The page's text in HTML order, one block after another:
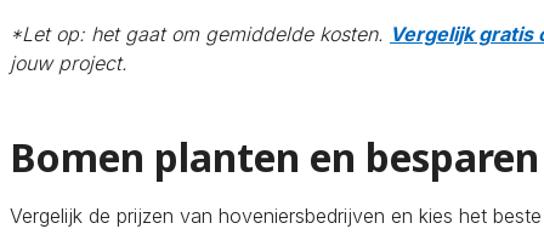
*Let op: het gaat om gemiddelde kosten. Vergelijk gratis
jouw project.
Bomen planten en
Vergelijk de prijzen van hoveniersbedrijven en kies het